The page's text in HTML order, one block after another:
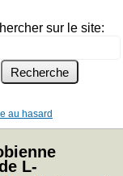
sur le site:
au hasard
L-